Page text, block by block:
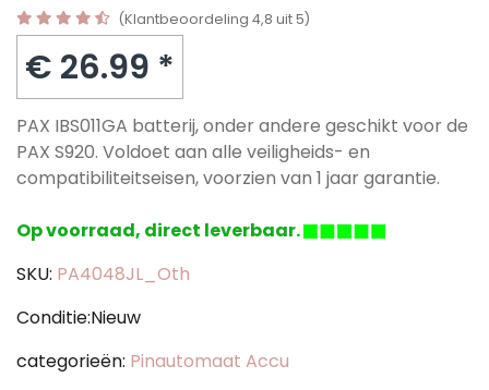
(Klantbeoordeling 4,8 uit 5)
€ 26.99 *
PAX IBS011GA batterij, onder andere geschikt voor de
PAX S920. Voldoet aan alle veiligheids- en
compatibiliteitseisen, voorzien van 1 jaar garantie.
Op voorraad, direct leverbaar.
SKU: PA4048JL_Oth
Conditie:Nieuw
categorieën: Pinautomaat Accu